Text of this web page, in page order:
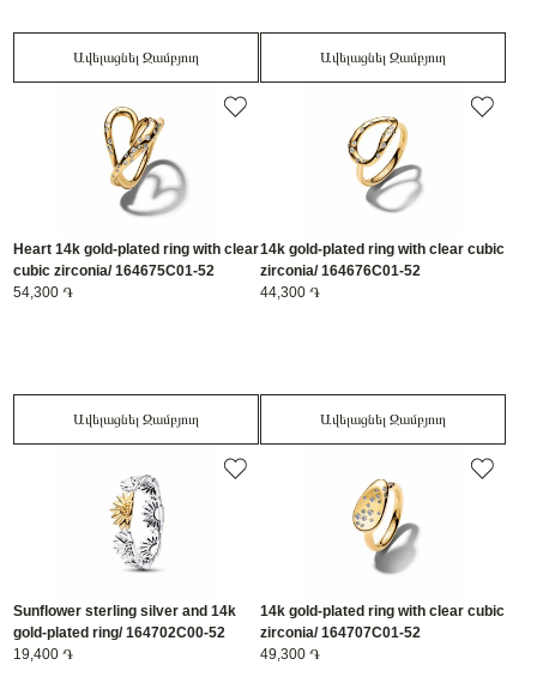
Ավելացնել Զամբյուղ Ավելացնել Զամբյուղ
Heart 14k gold-plated ring with clear
cubic zirconia/ 164675C01-52
54,300 ֏
Ավելացնել Զամբյուղ
14k gold-plated ring with clear cubic
zirconia/ 164676C01-52
44,300 ֏
Ավելացնել Զամբյուղ
Sunflower sterling silver and 14k
gold-plated ring/ 164702C00-52
19,400 ֏
14k gold-plated ring with clear cubic
zirconia/ 164707C01-52
49,300 ֏